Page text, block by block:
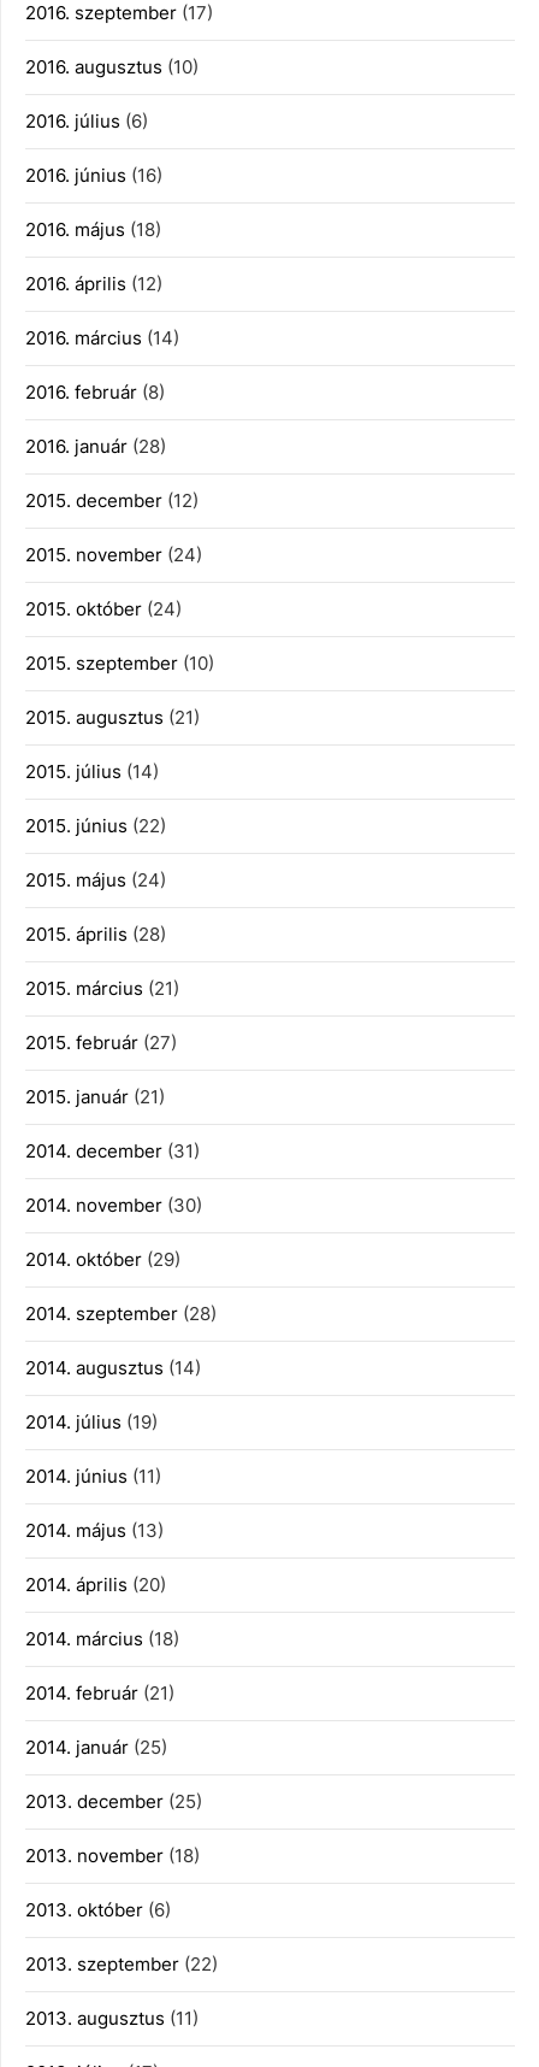
2016. szeptember (17)
2016. augusztus (10)
2016. július (6)
2016. június (16)
2016. május (18)
2016. április (12)
2016. március (14)
2016. február (8)
2016. január (28)
2015. december (12)
2015. november (24)
2015. október (24)
2015. szeptember (10)
2015. augusztus (21)
2015. július (14)
2015. június (22)
2015. május (24)
2015. április (28)
2015. március (21)
2015. február (27)
2015. január (21)
2014. december (31)
2014. november (30)
2014. október (29)
2014. szeptember (28)
2014. augusztus (14)
2014. július (19)
2014. június (11)
2014. május (13)
2014. április (20)
2014. március (18)
2014. február (21)
2014. január (25)
2013. december (25)
2013. november (18)
2013. október (6)
2013. szeptember (22)
2013. augusztus (11)